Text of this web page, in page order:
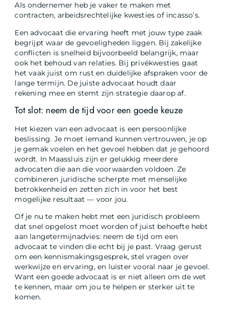
Als ondernemer heb je vaker te maken met
contracten, arbeidsrechtelijke kwesties of incasso’s.
Een advocaat die ervaring heeft met jouw type zaak
begrijpt waar de gevoeligheden liggen. Bij zakelijke
conflicten is snelheid bijvoorbeeld belangrijk, maar
ook het behoud van relaties. Bij privékwesties gaat
het vaak juist om rust en duidelijke afspraken voor de
lange termijn. De juiste advocaat houdt daar
rekening mee en stemt zijn strategie daarop af.
Tot slot: neem de tijd voor een goede keuze
Het kiezen van een advocaat is een persoonlijke
beslissing. Je moet iemand kunnen vertrouwen, je op
je gemak voelen en het gevoel hebben dat je gehoord
wordt. In Maassluis zijn er gelukkig meerdere
advocaten die aan die voorwaarden voldoen. Ze
combineren juridische scherpte met menselijke
betrokkenheid en zetten zich in voor het best
mogelijke resultaat — voor jou.
Of je nu te maken hebt met een juridisch probleem
dat snel opgelost moet worden of juist behoefte hebt
aan langetermijnadvies: neem de tijd om een
advocaat te vinden die echt bij je past. Vraag gerust
om een kennismakingsgesprek, stel vragen over
werkwijze en ervaring, en luister vooral naar je gevoel.
Want een goede advocaat is er niet alleen om de wet
te kennen, maar om jou te helpen er sterker uit te
komen.